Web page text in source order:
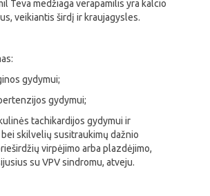
Teva medžiaga verapamilis yra kalcio
veikiantis širdį ir kraujagysles.
gydymui;
gydymui;
tachikardijos gydymui ir
skilvelių susitraukimų dažnio
virpėjimo arba plazdėjimo,
su VPV sindromu, atveju.